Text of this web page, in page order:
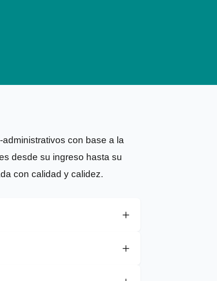
con base a la
desde su ingreso hasta su
con calidad y calidez.